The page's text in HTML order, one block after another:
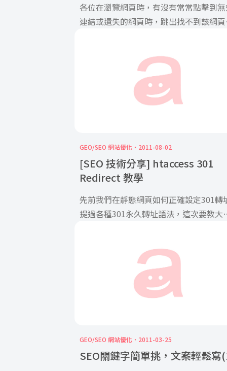
各位在瀏覽網頁時，有沒有常常點擊到
連結或遺失的網頁時，跳出找不到該網
GEO/SEO 網站優化 2011-08-02
[SEO 技術分享] htaccess 301
Redirect 教學
先前我們在靜態網頁如何正確設定301轉
提過各種301永久轉址語法，這次要教大
GEO/SEO 網站優化 2011-03-25
SEO關鍵字簡單挑，文案輕鬆寫